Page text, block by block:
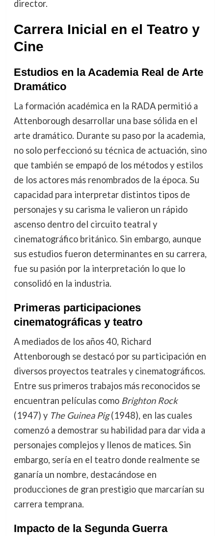
director.
Carrera Inicial en el Teatro y
Cine
Estudios en la Academia Real de Arte
Dramático
La formación académica en la RADA permitió a
Attenborough desarrollar una base sólida en el
arte dramático. Durante su paso por la academia,
no solo perfeccionó su técnica de actuación, sino
que también se empapó de los métodos y estilos
de los actores más renombrados de la época. Su
capacidad para interpretar distintos tipos de
personajes y su carisma le valieron un rápido
ascenso dentro del circuito teatral y
cinematográfico británico. Sin embargo, aunque
sus estudios fueron determinantes en su carrera,
fue su pasión por la interpretación lo que lo
consolidó en la industria.
Primeras participaciones
cinematográficas y teatro
A mediados de los años 40, Richard
Attenborough se destacó por su participación en
diversos proyectos teatrales y cinematográficos.
Entre sus primeros trabajos más reconocidos se
encuentran películas como Brighton Rock
(1947) y The Guinea Pig(1948), en las cuales
comenzó a demostrar su habilidad para dar vida a
personajes complejos y llenos de matices. Sin
embargo, sería en el teatro donde realmente se
ganaría un nombre, destacándose en
producciones de gran prestigio que marcarían su
carrera temprana.
Impacto de la Segunda Guerra